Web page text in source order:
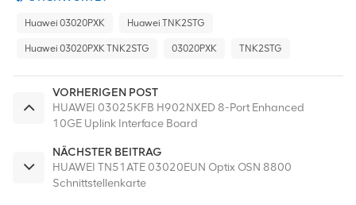
Huawei 03020PXK Huawei TNK2STG
Huawei 03020PXK TNK2STG 03020PXK TNK2STG
VORHERIGEN POST
HUAWEI 03025KFB H902NXED 8-Port Enhanced
10GE Uplink Interface Board
NÄCHSTER BEITRAG
HUAWEI TN51ATE 03020EUN Optix OSN 8800
Schnittstellenkarte